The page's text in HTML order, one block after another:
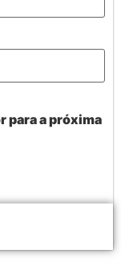
para a próxima